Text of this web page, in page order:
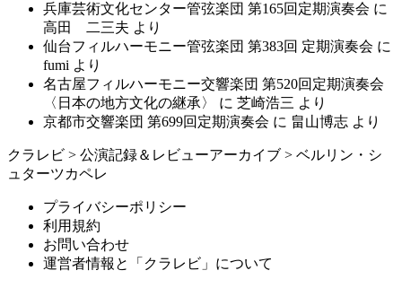
兵庫芸術文化センター管弦楽団 第165回定期演奏会 に
高田 二三夫 より
仙台フィルハーモニー管弦楽団 第383回 定期演奏会 に
fumi より
名古屋フィルハーモニー交響楽団 第520回定期演奏会
〈日本の地方文化の継承〉
に 芝崎浩三 より
京都市交響楽団 第699回定期演奏会 に 畠山博志 より
クラレビ > 公演記録＆レビューアーカイブ > ベルリン・シ
ュターツカペレ
プライバシーポリシー
利用規約
お問い合わせ
運営者情報と「クラレビ」について